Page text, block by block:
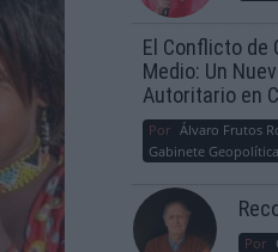
El Conflicto de
Medio: Un
Autoritario en
Por Álvaro Frutos
Gabinete
Por